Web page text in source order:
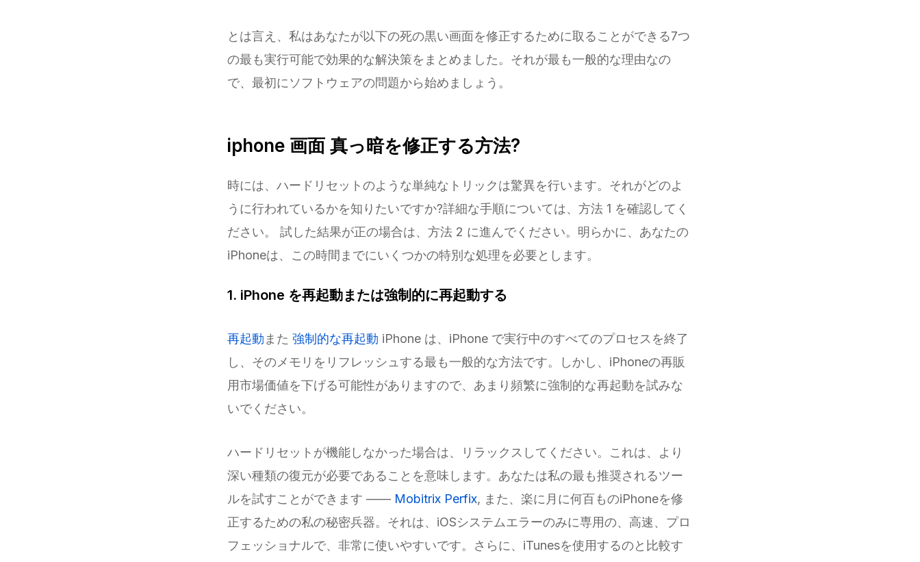
とは言え、私はあなたが以下の死の黒い画面を修正するために取ることができる7つ
の最も実行可能で効果的な解決策をまとめました。それが最も一般的な理由なの
で、最初にソフトウェアの問題から始めましょう。
iphone 画面 真っ暗を修正する方法?
時には、ハードリセットのような単純なトリックは驚異を行います。それがどのよ
うに行われているかを知りたいですか?詳細な手順については、方法 1 を確認してく
ださい。 試した結果が正の場合は、方法 2 に進んでください。明らかに、あなたの
iPhoneは、この時間までにいくつかの特別な処理を必要とします。
1. iPhone を再起動または強制的に再起動する
再起動 また 強制的な再起動 iPhone は、iPhone で実行中のすべてのプロセスを終了
し、そのメモリをリフレッシュする最も一般的な方法です。しかし、iPhoneの再販
用市場価値を下げる可能性がありますので、あまり頻繁に強制的な再起動を試みな
いでください。
ハードリセットが機能しなかった場合は、リラックスしてください。これは、より
深い種類の復元が必要であることを意味します。あなたは私の最も推奨されるツー
ルを試すことができます —— Mobitrix Perfix, また、楽に月に何百ものiPhoneを修
正するための私の秘密兵器。それは、iOSシステムエラーのみに専用の、高速、プロ
フェッショナルで、非常に使いやすいです。さらに、iTunesを使用するのと比較す